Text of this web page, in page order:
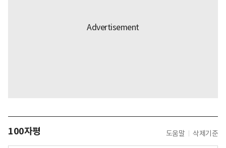
100자평 도움말 삭제기준